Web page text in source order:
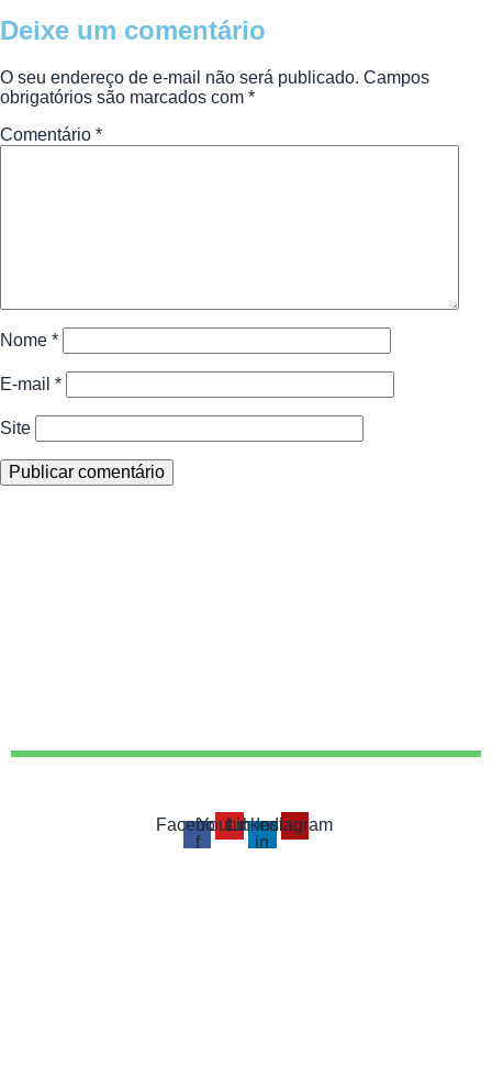
Deixe um comentário
O seu endereço de e-mail não será publicado. Campos
obrigatórios são marcados com *
Comentário *
Nome *
E-mail *
Site
Facebook-
f
Youtube
Linkedin-
in
Instagram